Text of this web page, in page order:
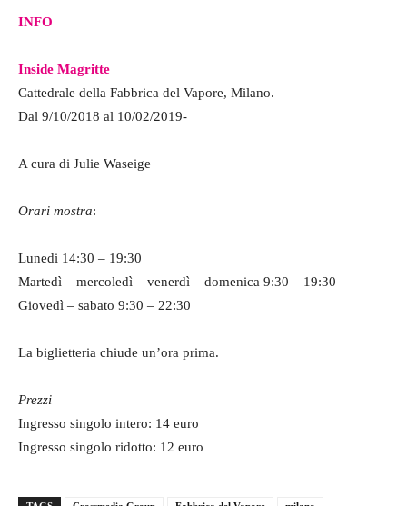
INFO
Inside Magritte
Cattedrale della Fabbrica del Vapore, Milano.
Dal 9/10/2018 al 10/02/2019-
A cura di Julie Waseige
Orari mostra:
Lunedi 14:30 – 19:30
Martedì – mercoledì – venerdì – domenica 9:30 – 19:30
Giovedì – sabato 9:30 – 22:30
La biglietteria chiude un’ora prima.
Prezzi
Ingresso singolo intero: 14 euro
Ingresso singolo ridotto: 12 euro